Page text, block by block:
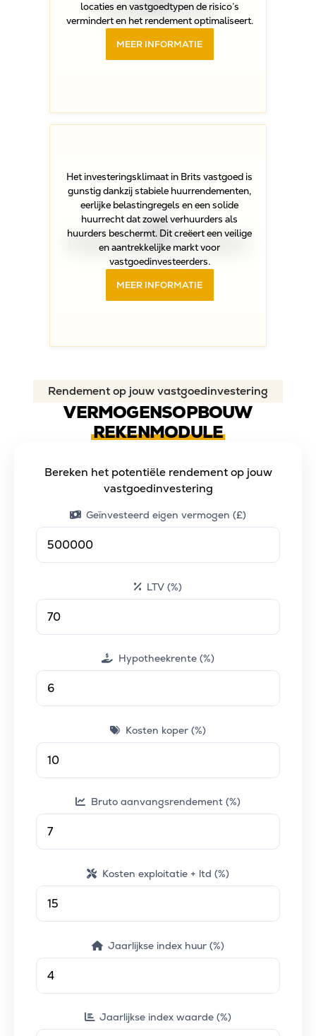
DIVERSIFICATIE
locaties en vastgoedtypen de risico’s
vermindert en het rendement optimaliseert.
MEER INFORMATIE
Het investeringsklimaat in Brits vastgoed is
gunstig dankzij stabiele huurrendementen,
eerlijke belastingregels en een solide
huurrecht dat zowel verhuurders als
huurders beschermt. Dit creëert een veilige
en aantrekkelijke markt voor
vastgoedinvesteerders.
MEER INFORMATIE
INVESTERINGS-KLIMAAT
Rendement op jouw vastgoedinvestering
VERMOGENSOPBOUW
REKENMODULE
Bereken het potentiële rendement op jouw
vastgoedinvestering
Geïnvesteerd eigen vermogen (£)
LTV (%)
Hypotheekrente (%)
Kosten koper (%)
Bruto aanvangsrendement (%)
Kosten exploitatie + ltd (%)
Jaarlijkse index huur (%)
Jaarlijkse index waarde (%)